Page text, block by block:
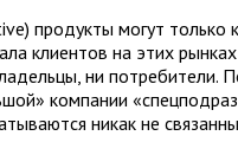
продукты могут только
клиентов на этих
ни потребители.
компании
никак не